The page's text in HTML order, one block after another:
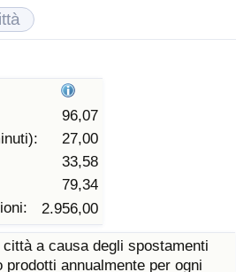
96,07
27,00
33,58
79,34
2.956,00
a causa degli spostamenti
annualmente per ogni
Vita (corrente)
per Nazione
Case (Corrente)
Case
Case per Nazione
Vita
Vita (Corrente)
vita per Paese